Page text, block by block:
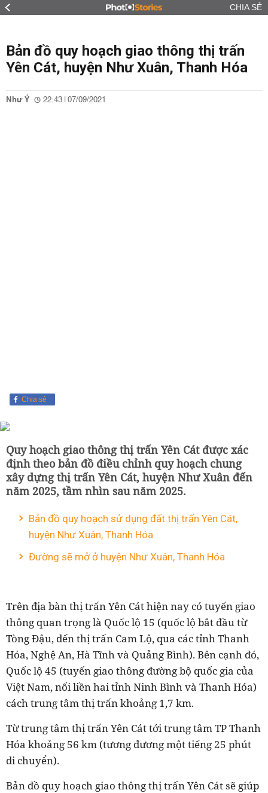
CHIA SẺ
Bản đồ quy hoạch giao thông thị trấn
Yên Cát, huyện Như Xuân, Thanh Hóa
Như Ý 22:43 | 07/09/2021
Chia sẻ
Quy hoạch giao thông thị trấn Yên Cát được xác
định theo bản đồ điều chỉnh quy hoạch chung
xây dựng thị trấn Yên Cát, huyện Như Xuân đến
năm 2025, tầm nhìn sau năm 2025.
Bản đồ quy hoạch sử dụng đất thị trấn Yên Cát,
huyện Như Xuân, Thanh Hóa
Đường sẽ mở ở huyện Như Xuân, Thanh Hóa
Trên địa bànthị trấnYên Cáthiện nay có tuyến giao
thông quan trọng là Quốc lộ 15 (quốc lộ bắt đầu từ
Tòng Đậu, đến thị trấn Cam Lộ, qua các tỉnh Thanh
Hóa, Nghệ An, Hà Tĩnh và Quảng Bình). Bên cạnh đó,
Quốc lộ 45 (tuyến giao thông đường bộ quốc gia của
Việt Nam, nối liền hai tỉnh Ninh Bình và Thanh Hóa)
cách trung tâm thị trấn khoảng 1,7 km.
Từ trung tâmthị trấnYên Cáttới trung tâm TP Thanh
Hóa khoảng 56 km (tương đương một tiếng 25 phút
di chuyển).
Bản đồ quy hoạch giao thôngthị trấnYên Cátsẽ giúp